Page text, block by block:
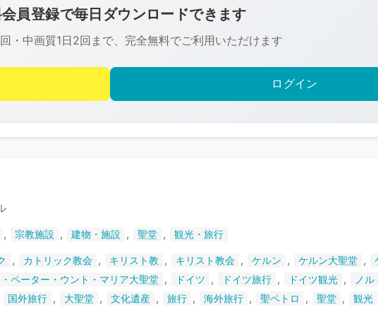
像
R-
FREE
著
作
権
れ
て
い
ま
員登録で毎日ダウンロードできます
・中画質1日2回まで、完全無料でご利用いただけます
ログイン
, 宗教施設 , 建物・施設 , 聖堂 , 観光・旅行
, カトリック教会 , キリスト教 , キリスト教会 , ケルン , ケルン大聖堂 ,
ペーター・ウント・マリア大聖堂 , ドイツ , ドイツ旅行 , ドイツ観光 ,
ノ
国外旅行 , 大聖堂 , 文化遺産 , 旅行 , 海外旅行 , 聖ペトロ , 聖堂 , 観光